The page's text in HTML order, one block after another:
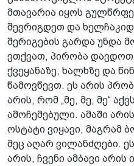
მთავარია იყოს
შევრიგდეთ და
შერიგების გარდა უნდა
ვთქვათ, პირობა
ქვეყანაზე, ხალხზე და
წამოვწევთ. ეს არის
არის, რომ „მე, მე, მე“
ამოჩემებული. ამაში
ოსტატი ვიყავი, მაგრამ
მეც აღარ ვილანძღები.
არის, ჩვენი ამბავი არის